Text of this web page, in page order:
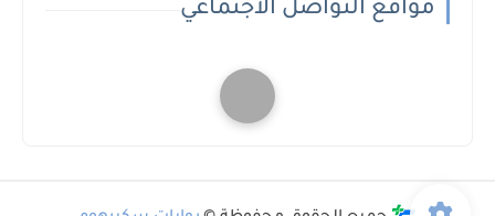
مواقع التواصل الاجتماعي